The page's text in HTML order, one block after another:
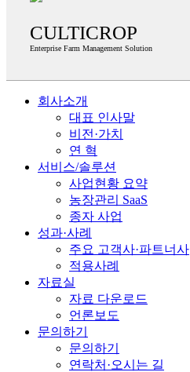
CULTICROP
Enterprise Farm Management Solution
회사소개
대표 인사말
비전·가치
연 혁
서비스/솔루션
사업현황 요약
농장관리 SaaS
종자 사업
성과·사례
주요 고객사·파트너사
적용사례
자료실
자료 다운로드
언론보도
문의하기
문의하기
연락처·오시는 길